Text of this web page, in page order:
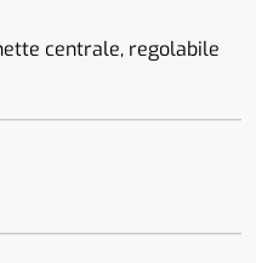
centrale, regolabile